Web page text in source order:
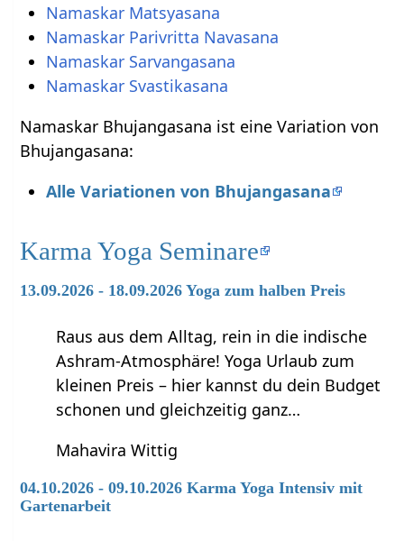
Namaskar Matsyasana
Namaskar Parivritta Navasana
Namaskar Sarvangasana
Namaskar Svastikasana
Namaskar Bhujangasana ist eine Variation von
Bhujangasana:
Alle Variationen von Bhujangasana
Karma Yoga Seminare
13.09.2026 - 18.09.2026 Yoga zum halben Preis
Raus aus dem Alltag, rein in die indische
Ashram-Atmosphäre! Yoga Urlaub zum
kleinen Preis – hier kannst du dein Budget
schonen und gleichzeitig ganz…
Mahavira Wittig
04.10.2026 - 09.10.2026 Karma Yoga Intensiv mit
Gartenarbeit